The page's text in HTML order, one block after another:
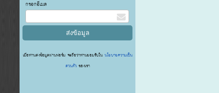
กรอกอีเมล
เมื่อท่านส่งข้อมูลผ่านฟอร์ม จะถือว่าท่านยอมรับในนโยบายความเป็น
ส่วนตัว ของเรา